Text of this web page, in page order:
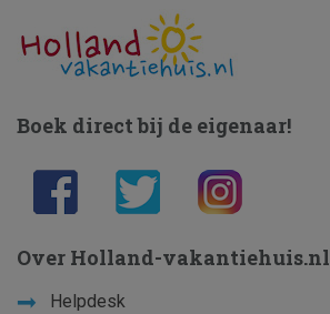
Boek direct bij de eigenaar!
Over Holland-vakantiehuis.nl
Helpdesk